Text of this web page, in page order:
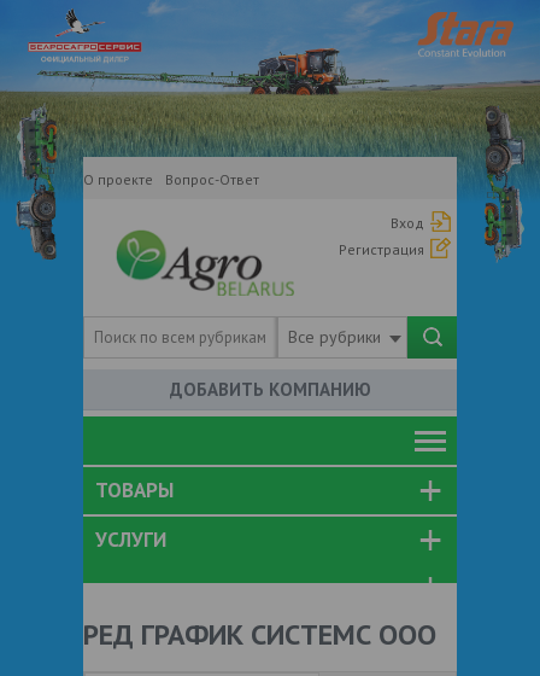
О проекте Вопрос-Ответ
Вход
Регистрация
Все рубрики
ДОБАВИТЬ КОМПАНИЮ
ТОВАРЫ
УСЛУГИ
РЕД ГРАФИК СИСТЕМС ООО